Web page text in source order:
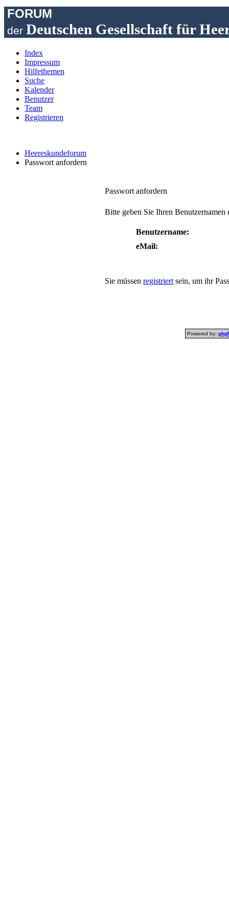
FORUM
der Deutschen Gesellschaft für
Index
Impressum
Hilfethemen
Suche
Kalender
Benutzer
Team
Registrieren
Heereskundeforum
Passwort anfordern
Passwort anfordern
Bitte geben Sie Ihren Benutzernamen
Benutzername:
eMail:
Sie müssen registriert sein, um ihr
Powered by: